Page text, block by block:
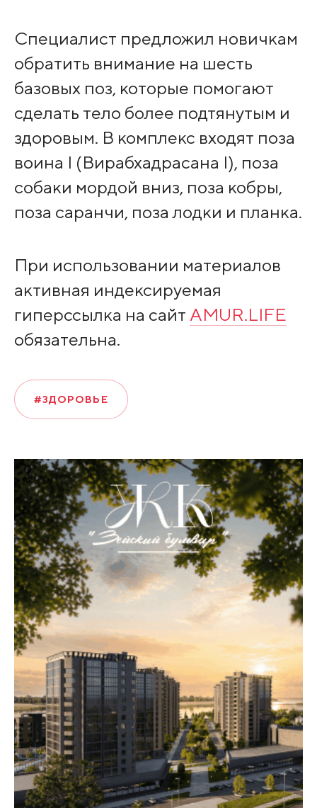
Специалист предложил новичкам
обратить внимание на шесть
базовых поз, которые помогают
сделать тело более подтянутым и
здоровым. В комплекс входят поза
воина I (Вирабхадрасана I), поза
собаки мордой вниз, поза кобры,
поза саранчи, поза лодки и планка.
При использовании материалов
активная индексируемая
гиперссылка на сайт AMUR.LIFE
обязательна.
#ЗДОРОВЬЕ